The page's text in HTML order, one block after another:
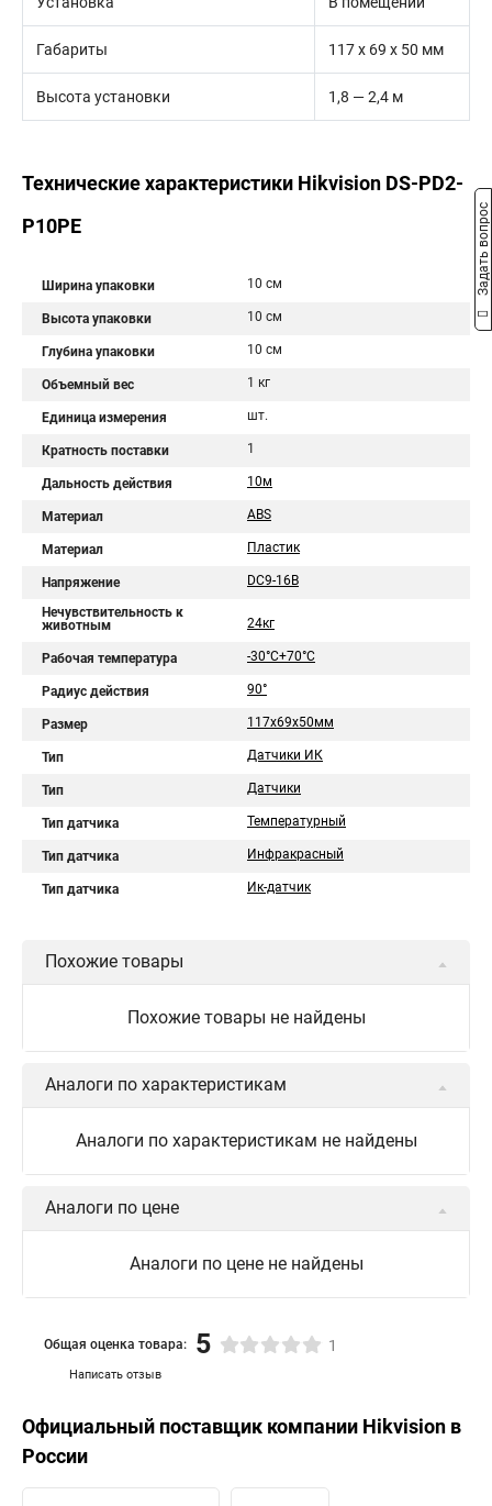
Габариты 117 х 69 х 50 мм
Высота установки 1,8 — 2,4 м
Технические характеристики Hikvision DS-PD2-
P10PE
Ширина упаковки 10 см
Высота упаковки 10 см
Глубина упаковки 10 см
Объемный вес 1 кг
Единица измерения шт.
Кратность поставки 1
Дальность действия 10м
Материал ABS
Материал Пластик
Напряжение DC9-16В
Нечувствительность к
животным
24кг
Рабочая температура -30°C+70°C
Радиус действия 90°
Размер 117х69х50мм
Тип Датчики ИК
Тип Датчики
Тип датчика Температурный
Тип датчика Инфракрасный
Тип датчика Ик-датчик
Похожие товары
Похожие товары не найдены
Аналоги по характеристикам
Аналоги по характеристикам не найдены
Аналоги по цене
Аналоги по цене не найдены
Написать отзыв
Общая оценка товара: 5 1
Официальный поставщик компании Hikvision в
России
Задать вопрос